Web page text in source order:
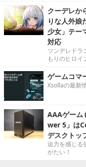
クーデレか
りな人外娘
少女」テー
対応
ツンデレドラ
もりのヒロイ
ゲームコマ
Xsollaの最新
AAAゲーム
wer 5」は
デスクトッ
迫力を感じる
がたい！